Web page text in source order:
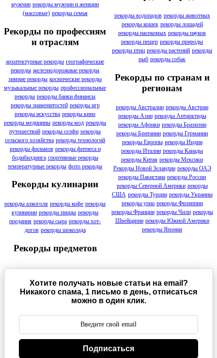
мужчин рекорды мужчин и женщин
(массовые) рекорды семья
Рекорды по профессиям
и отраслям
архитектурные рекорды географические
рекорды железнодорожные рекорды
зимние рекорды космические рекорды
музыкальные рекорды профессиональные
рекорды рекорды банки финансы
рекорды знаменитостей рекорды игр
рекорды искусства рекорды кино
рекорды медицины рекорды мод рекорды
путешествий рекорды селфи рекорды
сельского хозяйства рекорды технологий
рекорды фильмов рекорды фитнеса и
бодибилдинга спортивные рекорды
температурные рекорды фото рекорды
Рекорды кулинарии
рекорды алкоголя рекорды кофе рекорды
кулинарии рекорды пиццы рекорды
поедания рекорды сыра рекорды хот-
догов рекорды шоколада
Рекорды предметов
рекорды водопадов рекорды животных
рекорды кошек рекорды лошадей
рекорды насекомых рекорды пауков
рекорды пещер рекорды природы
рекорды птиц рекорды растений рекорды
рыб рекорды собак
Рекорды по странам и
регионам
рекорды Австралии рекорды Австрии
рекорды Азии рекорды Антарктиды
рекорды Африки рекорды Бразилии
рекорды Британии рекорды Германии
рекорды Европы рекорды Индии
рекорды Италии рекорды Канады
рекорды Китая рекорды Мексики
Рекорды Новой Зеландии рекорды ОАЭ
рекорды Пакистана рекорды России
рекорды Северной Америки рекорды
США рекорды Турции рекорды Украины
рекорды улиц рекорды Филиппин
рекорды Франции рекорды Чили рекорды
Швейцарии рекорды Южной Америки
рекорды Японии
Хотите получать новые статьи на email?
Никакого спама, 1 письмо в день, отписаться
можно в один клик.
Подписаться